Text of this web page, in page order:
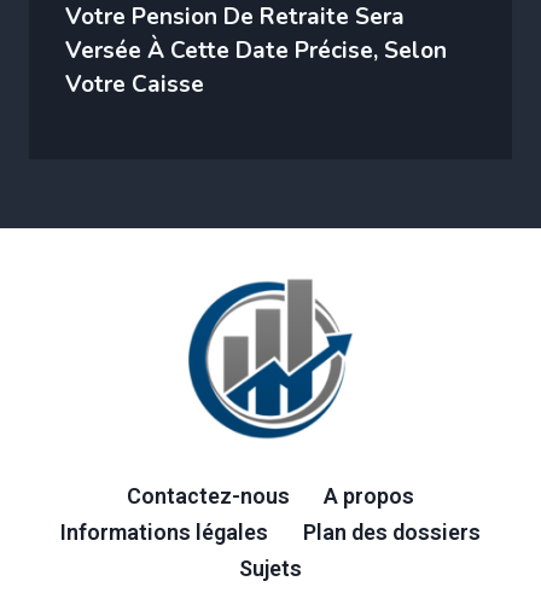
Votre Pension De Retraite Sera
Versée À Cette Date Précise, Selon
Votre Caisse
Contactez-nous
A propos
Informations légales
Plan des dossiers
Sujets